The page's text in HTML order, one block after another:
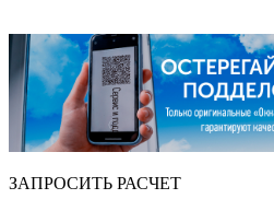
ЗАПРОСИТЬ РАСЧЕТ